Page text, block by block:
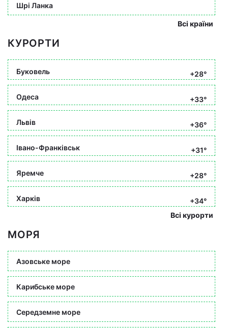
Шрі Ланка
Всі країни
КУРОРТИ
Буковель +28°
Одеса +33°
Львів +36°
Івано-Франківськ +31°
Яремче +28°
Харків
+34°
Всі курорти
МОРЯ
Азовське море
Карибське море
Середземне море